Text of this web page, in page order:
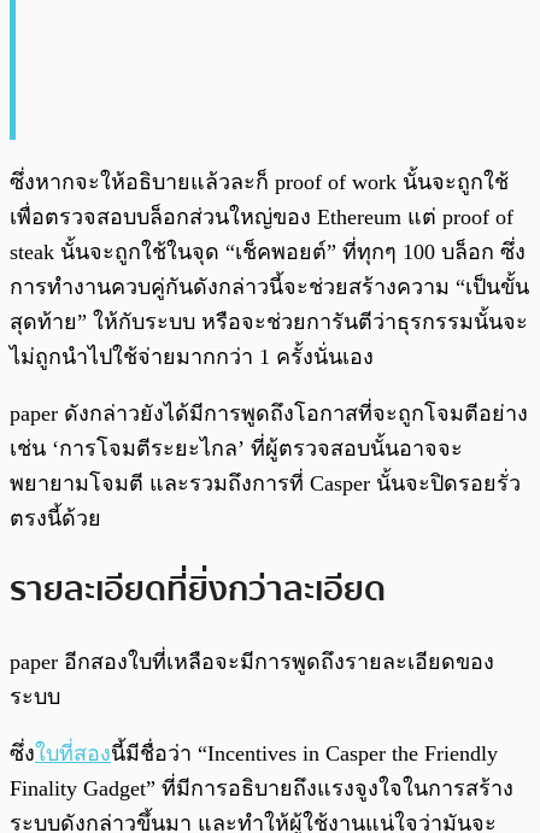
ซึ่งหากจะให้อธิบายแล้วละก็ proof of work นั้นจะถูกใช้
เพื่อตรวจสอบบล็อกส่วนใหญ่ของ Ethereum แต่ proof of
steak นั้นจะถูกใช้ในจุด “เช็คพอยต์” ที่ทุกๆ 100 บล็อก ซึ่ง
การทำงานควบคู่กันดังกล่าวนี้จะช่วยสร้างความ “เป็นขั้น
สุดท้าย” ให้กับระบบ หรือจะช่วยการันตีว่าธุรกรรมนั้นจะ
ไม่ถูกนำไปใช้จ่ายมากกว่า 1 ครั้งนั่นเอง
paper ดังกล่าวยังได้มีการพูดถึงโอกาสที่จะถูกโจมตีอย่าง
เช่น ‘การโจมตีระยะไกล’ ที่ผู้ตรวจสอบนั้นอาจจะ
พยายามโจมตี และรวมถึงการที่ Casper นั้นจะปิดรอยรั่ว
ตรงนี้ด้วย
รายละเอียดที่ยิ่งกว่าละเอียด
paper อีกสองใบที่เหลือจะมีการพูดถึงรายละเอียดของ
ระบบ
ซึ่งใบที่สองนี้มีชื่อว่า “Incentives in Casper the Friendly
Finality Gadget” ที่มีการอธิบายถึงแรงจูงใจในการสร้าง
ระบบดังกล่าวขึ้นมา และทำให้ผู้ใช้งานแน่ใจว่ามันจะ